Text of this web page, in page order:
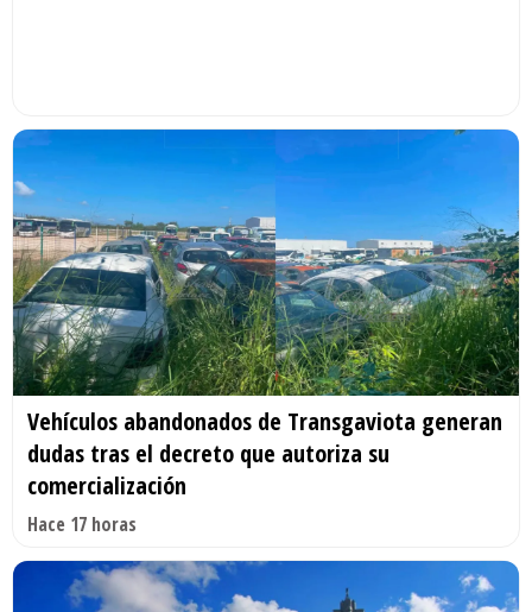
Vehículos abandonados de Transgaviota generan
dudas tras el decreto que autoriza su
comercialización
Hace 17 horas